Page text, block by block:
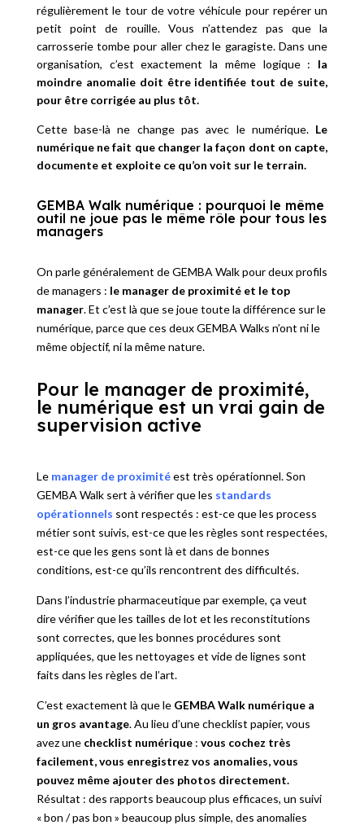
régulièrement le tour de votre véhicule pour repérer un
petit point de rouille. Vous n’attendez pas que la
carrosserie tombe pour aller chez le garagiste. Dans une
organisation, c’est exactement la même logique : la
moindre anomalie doit être identifiée tout de suite,
pour être corrigée au plus tôt.
Cette base-là ne change pas avec le numérique. Le
numérique ne fait que changer la façon dont on capte,
documente et exploite ce qu’on voit sur le terrain.
GEMBA Walk numérique : pourquoi le même
outil ne joue pas le même rôle pour tous les
managers
On parle généralement de GEMBA Walk pour deux profils
de managers : le manager de proximité et le top
manager. Et c’est là que se joue toute la différence sur le
numérique, parce que ces deux GEMBA Walks n’ont ni le
même objectif, ni la même nature.
Pour le manager de proximité,
le numérique est un vrai gain de
supervision active
Lemanager de proximitéest très opérationnel. Son
GEMBA Walk sert à vérifier que les standards
opérationnels sont respectés : est-ce que les process
métier sont suivis, est-ce que les règles sont respectées,
est-ce que les gens sont là et dans de bonnes
conditions, est-ce qu’ils rencontrent des difficultés.
Dans l’industrie pharmaceutique par exemple, ça veut
dire vérifier que les tailles de lot et les reconstitutions
sont correctes, que les bonnes procédures sont
appliquées, que les nettoyages et vide de lignes sont
faits dans les règles de l’art.
C’est exactement là que le GEMBA Walk numérique a
un gros avantage. Au lieu d’une checklist papier, vous
avez une checklist numérique: vous cochez très
facilement, vous enregistrez vos anomalies, vous
pouvez même ajouter des photos directement.
Résultat : des rapports beaucoup plus efficaces, un suivi
« bon / pas bon » beaucoup plus simple, des anomalies